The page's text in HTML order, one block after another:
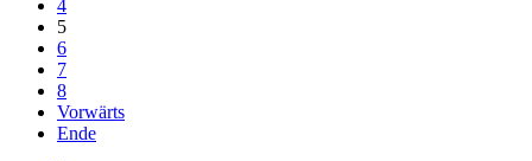
4
5
6
7
8
Vorwärts
Ende